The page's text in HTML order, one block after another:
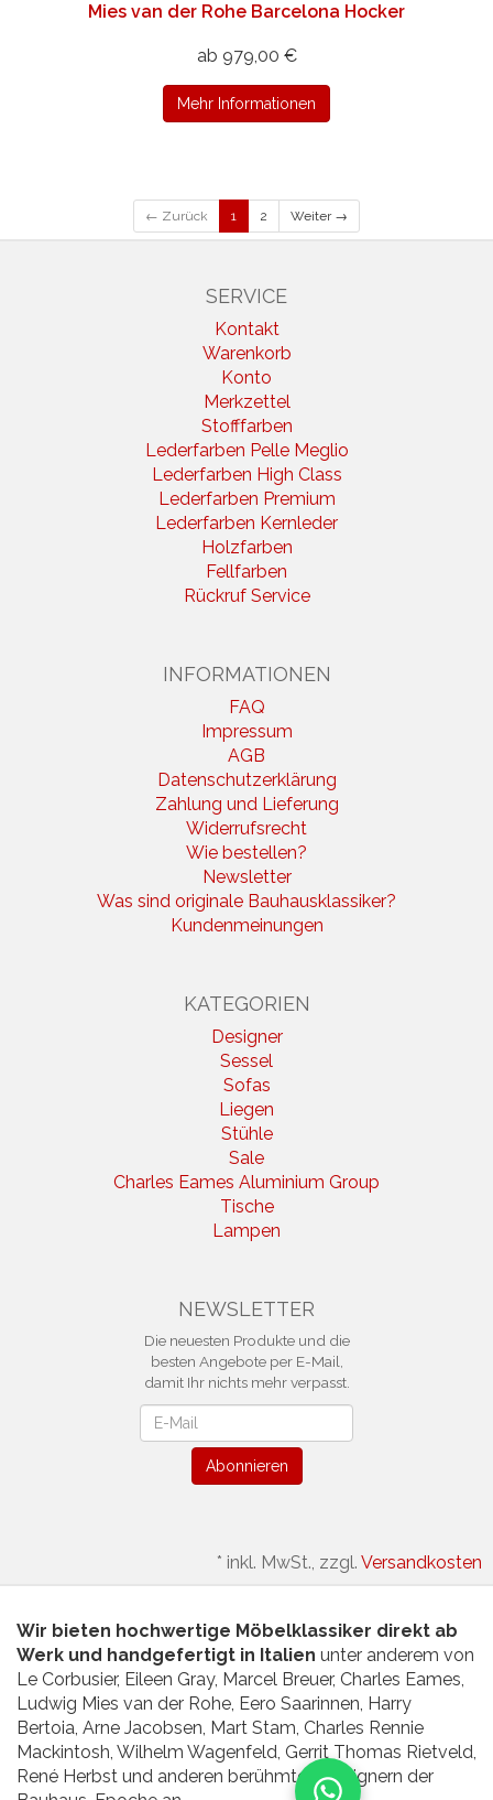
Mies van der Rohe Barcelona Hocker
ab 979,00 €
Mehr Informationen
← Zurück 1 2 Weiter →
SERVICE
Kontakt
Warenkorb
Konto
Merkzettel
Stofffarben
Lederfarben Pelle Meglio
Lederfarben High Class
Lederfarben Premium
Lederfarben Kernleder
Holzfarben
Fellfarben
Rückruf Service
INFORMATIONEN
FAQ
Impressum
AGB
Datenschutzerklärung
Zahlung und Lieferung
Widerrufsrecht
Wie bestellen?
Newsletter
Was sind originale Bauhausklassiker?
Kundenmeinungen
KATEGORIEN
Designer
Sessel
Sofas
Liegen
Stühle
Sale
Charles Eames Aluminium Group
Tische
Lampen
NEWSLETTER
Die neuesten Produkte und die
besten Angebote per E-Mail,
damit Ihr nichts mehr verpasst.
Abonnieren
* inkl. MwSt., zzgl. Versandkosten
Wir bieten hochwertige Möbelklassiker direkt ab
Werk und handgefertigt in Italien unter anderem von
Le Corbusier, Eileen Gray, Marcel Breuer, Charles Eames,
Ludwig Mies van der Rohe, Eero Saarinnen, Harry
Bertoia, Arne Jacobsen, Mart Stam, Charles Rennie
Mackintosh, Wilhelm Wagenfeld, Gerrit Thomas Rietveld,
René Herbst und anderen berühmten Designern der